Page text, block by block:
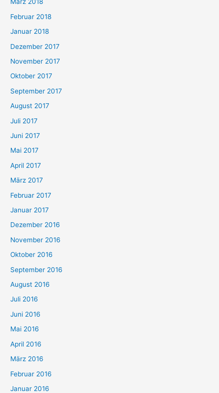
März 2018
Februar 2018
Januar 2018
Dezember 2017
November 2017
Oktober 2017
September 2017
August 2017
Juli 2017
Juni 2017
Mai 2017
April 2017
März 2017
Februar 2017
Januar 2017
Dezember 2016
November 2016
Oktober 2016
September 2016
August 2016
Juli 2016
Juni 2016
Mai 2016
April 2016
März 2016
Februar 2016
Januar 2016